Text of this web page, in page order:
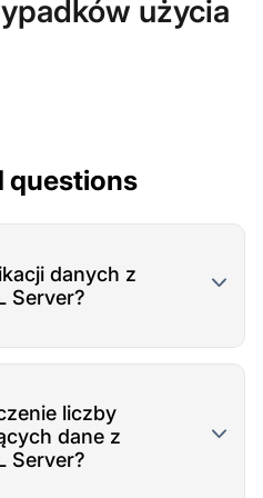
użycia
questions
danych z
Server?
liczby
dane z
Server?